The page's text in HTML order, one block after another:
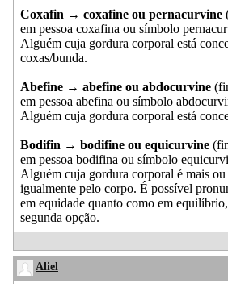
Coxafin → coxafine ou pernacurvine
em pessoa coxafina ou símbolo
Alguém cuja gordura corporal está
coxas/bunda.
Abefine → abefine ou abdocurvine
em pessoa abefina ou símbolo
Alguém cuja gordura corporal está
Bodifin → bodifine ou equicurvine
em pessoa bodifina ou símbolo
Alguém cuja gordura corporal é mais
igualmente pelo corpo. É possível
em equidade quanto como em
segunda opção.
Aliel